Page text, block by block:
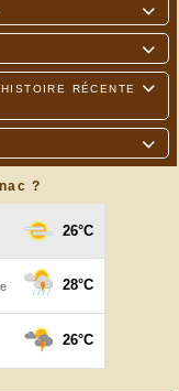



récente

?